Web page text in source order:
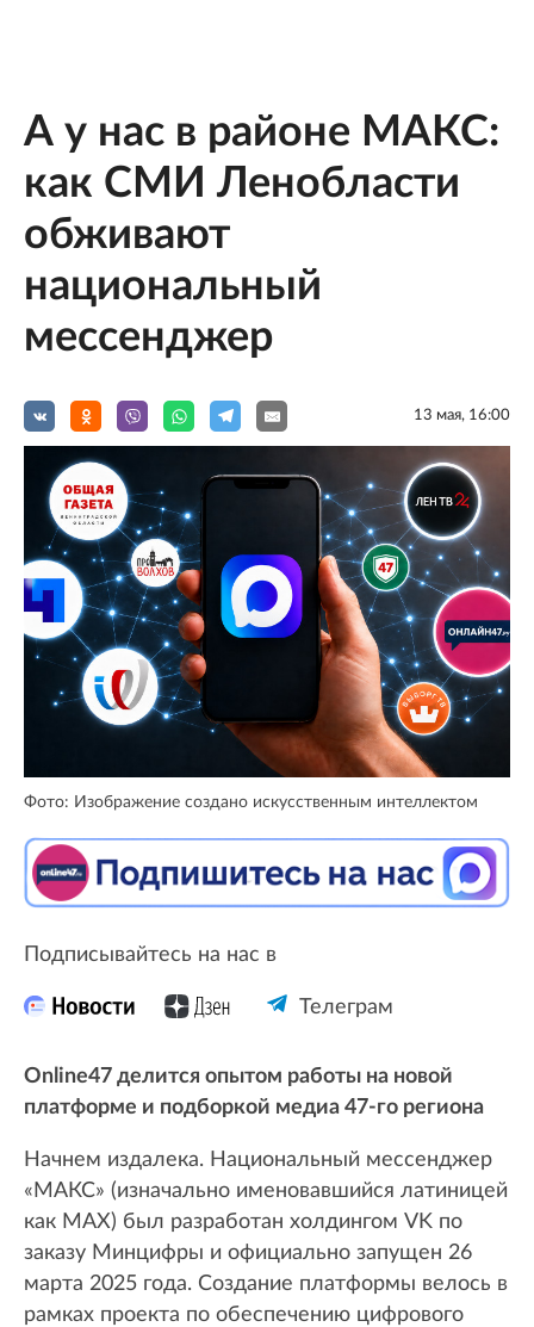
А у нас в районе МАКС:
как СМИ Ленобласти
обживают
национальный
мессенджер
13 мая, 16:00
Фото: Изображение создано искусственным интеллектом
Подписывайтесь на нас в
Телеграм
Online47 делится опытом работы на новой
платформе и подборкой медиа 47-го региона
Начнем издалека. Национальный мессенджер
«МАКС» (изначально именовавшийся латиницей
как MAX) был разработан холдингом VK по
заказу Минцифры и официально запущен 26
марта 2025 года. Создание платформы велось в
рамках проекта по обеспечению цифрового